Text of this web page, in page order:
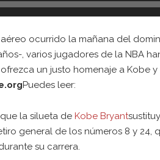
ocurrido la mañana del
, varios jugadores de la NBA
un justo homenaje a Kobe
Puedes leer:
la silueta de Kobe Bryant
general de los números 8 y 24,
su carrera.